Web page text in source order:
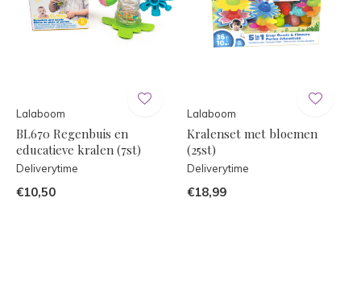
Lalaboom
BL670 Regenbuis en
educatieve kralen (7st)
Deliverytime
€10,50
Lalaboom
Kralenset met bloemen
(25st)
Deliverytime
€18,99